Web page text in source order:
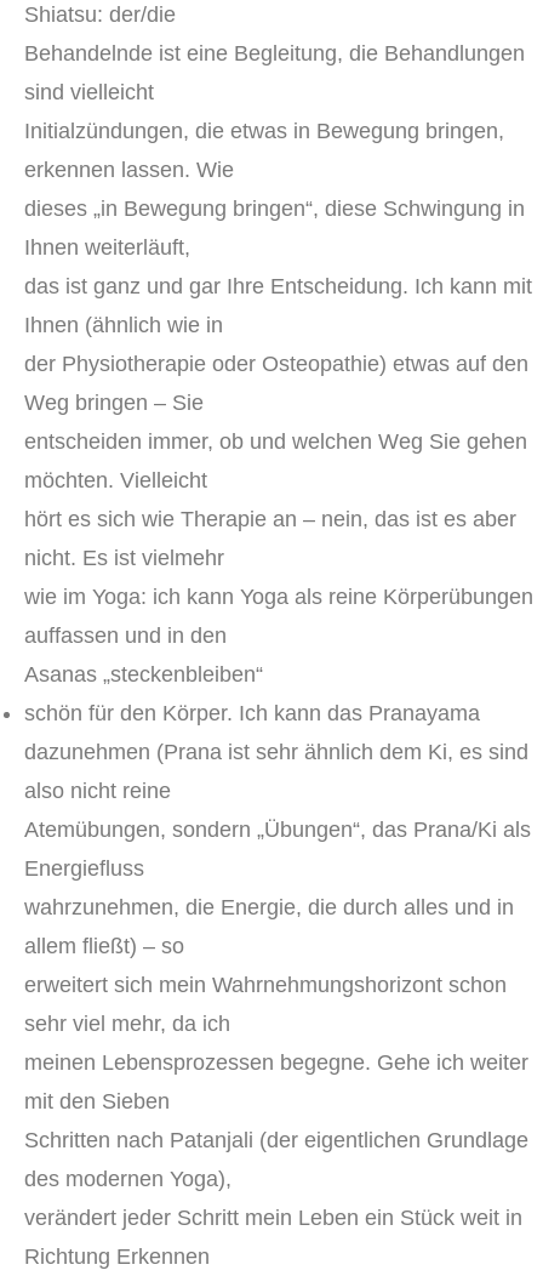
Shiatsu: der/die
Behandelnde ist eine Begleitung, die Behandlungen
sind vielleicht
Initialzündungen, die etwas in Bewegung bringen,
erkennen lassen. Wie
dieses „in Bewegung bringen“, diese Schwingung in
Ihnen weiterläuft,
das ist ganz und gar Ihre Entscheidung. Ich kann mit
Ihnen (ähnlich wie in
der Physiotherapie oder Osteopathie) etwas auf den
Weg bringen – Sie
entscheiden immer, ob und welchen Weg Sie gehen
möchten. Vielleicht
hört es sich wie Therapie an – nein, das ist es aber
nicht. Es ist vielmehr
wie im Yoga: ich kann Yoga als reine Körperübungen
auffassen und in den
Asanas „steckenbleiben“
schön für den Körper. Ich kann das Pranayama
dazunehmen (Prana ist sehr ähnlich dem Ki, es sind
also nicht reine
Atemübungen, sondern „Übungen“, das Prana/Ki als
Energiefluss
wahrzunehmen, die Energie, die durch alles und in
allem fließt) – so
erweitert sich mein Wahrnehmungshorizont schon
sehr viel mehr, da ich
meinen Lebensprozessen begegne. Gehe ich weiter
mit den Sieben
Schritten nach Patanjali (der eigentlichen Grundlage
des modernen Yoga),
verändert jeder Schritt mein Leben ein Stück weit in
Richtung Erkennen